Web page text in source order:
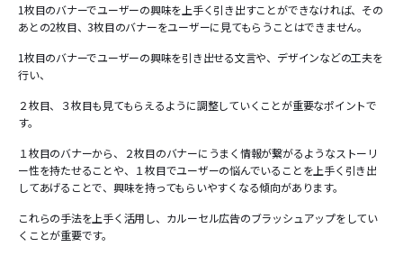
1枚目のバナーでユーザーの興味を上手く引き出すことができなければ、その
あとの2枚目、3枚目のバナーをユーザーに見てもらうことはできません。
1枚目のバナーでユーザーの興味を引き出せる文言や、デザインなどの工夫を
行い、
２枚目、３枚目も見てもらえるように調整していくことが重要なポイントで
す。
１枚目のバナーから、２枚目のバナーにうまく情報が繋がるようなストーリ
ー性を持たせることや、１枚目でユーザーの悩んでいることを上手く引き出
してあげることで、興味を持ってもらいやすくなる傾向があります。
これらの手法を上手く活用し、カルーセル広告のブラッシュアップをしてい
くことが重要です。